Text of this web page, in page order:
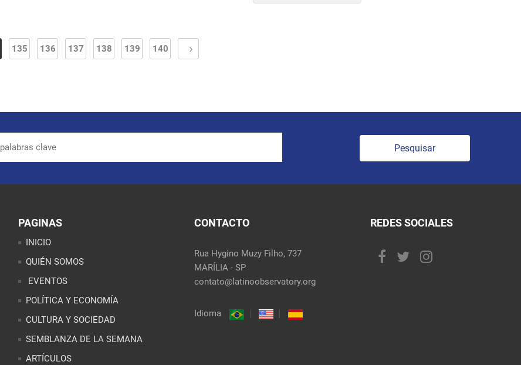
135 136 137 138 139 140
Pesquisar
PAGINAS
INICIO
QUIÉN SOMOS
EVENTOS
POLÍTICA Y ECONOMÍA
CULTURA Y SOCIEDAD
SEMBLANZA DE LA SEMANA
ARTÍCULOS
CONTACTO
Rua Hygino Muzy Filho, 737
MARÍLIA - SP
contato@latinoobservatory.org
Idioma
REDES SOCIALES